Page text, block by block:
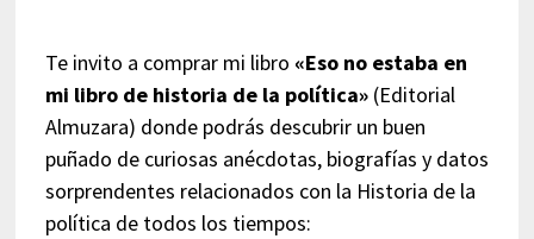
Te invito a comprar mi libro «Eso no estaba en
mi libro de historia de la política»(Editorial
Almuzara) donde podrás descubrir un buen
puñado de curiosas anécdotas, biografías y datos
sorprendentes relacionados con la Historia de la
política de todos los tiempos: